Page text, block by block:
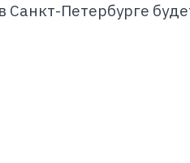
Петербурге